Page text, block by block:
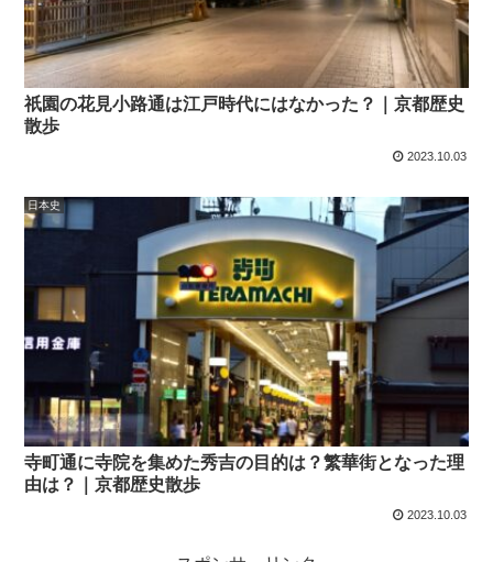
祇園の花見小路通は江戸時代にはなかった？｜京都歴史
散歩
2023.10.03
日本史
寺町通に寺院を集めた秀吉の目的は？繁華街となった理
由は？｜京都歴史散歩
2023.10.03